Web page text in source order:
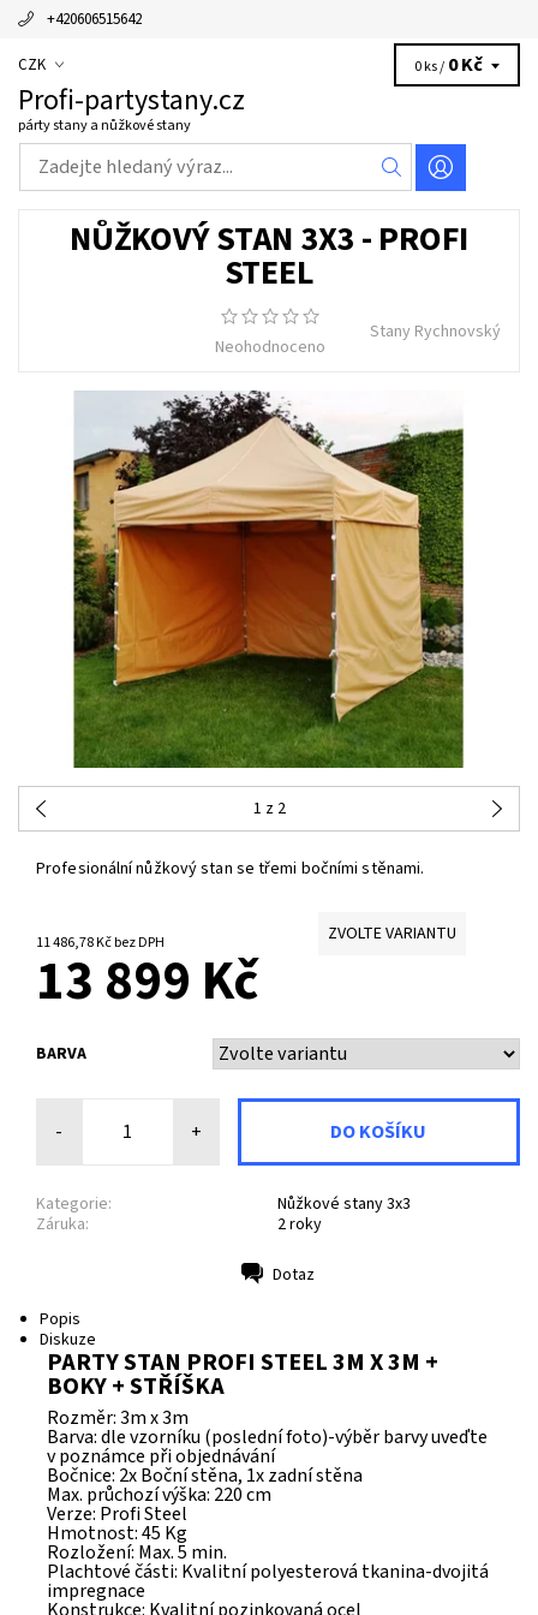
+420606515642
CZK
Profi-partystany.cz
párty stany a nůžkové stany
0 ks / 0 Kč
NŮŽKOVÝ STAN 3X3 - PROFI
STEEL
Neohodnoceno
Stany Rychnovský
1 z 2
Profesionální nůžkový stan se třemi bočními stěnami.
11 486,78 Kč bez DPH ZVOLTE VARIANTU
13 899 Kč
BARVA
- +
Kategorie:
Nůžkové stany 3x3
Záruka:
2 roky
Dotaz
Popis
Diskuze
PARTY STAN PROFI STEEL 3M X 3M +
BOKY + STŘÍŠKA
Rozměr: 3m x 3m
Barva: dle vzorníku (poslední foto)-výběr barvy uveďte
v poznámce při objednávání
Bočnice: 2x Boční stěna, 1x zadní stěna
Max. průchozí výška: 220 cm
Verze: Profi Steel
Hmotnost: 45 Kg
Rozložení: Max. 5 min.
Plachtové části: Kvalitní polyesterová tkanina-dvojitá
impregnace